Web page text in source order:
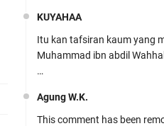
KUYAHAA
Itu kan tafsiran kaum yang
Muhammad ibn abdil
…
Agung W.K.
This comment has been